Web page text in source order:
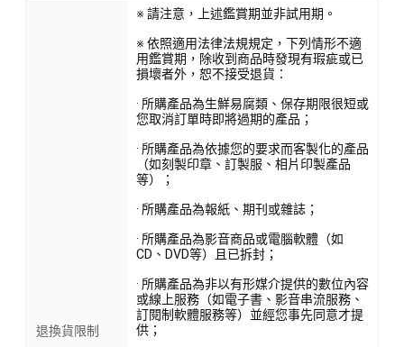
退換貨限制
※ 請注意，上述鑑賞期並非試用期。
※ 依照適用法律法規規定，下列情形不適
用鑑賞期，除收到商品時發現有瑕疵或已
損壞者外，恕不接受退貨：
· 所購產品為生鮮易腐類、保存期限很短或
您取消訂單時即將過期的產品；
· 所購產品為依據您的要求而客製化的產品
（如刻製印章、訂製服、相片印製產品
等）；
· 所購產品為報紙、期刊或雜誌；
· 所購產品為影音商品或電腦軟體（如
CD、DVD等）且已拆封；
· 所購產品為非以有形媒介提供的數位內容
或線上服務（如電子書、影音串流服務、
訂閱制軟體服務等）並經您事先同意才提
供；